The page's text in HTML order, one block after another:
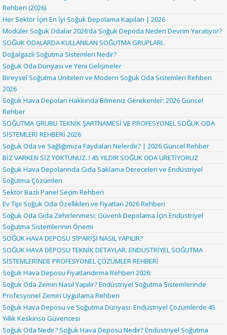
Rehberi (2026)
Her Sektör İçin En İyi Soğuk Depolama Kapıları | 2026
Modüler Soğuk Odalar 2026’da Soğuk Depoda Neden Devrim Yaratıyor?
SOĞUK ODALARDA KULLANILAN SOĞUTMA GRUPLARI..
Doğalgazlı Soğutma Sistemleri Nedir?
Soğuk Oda Dünyası ve Yeni Gelişmeler
Bireysel Soğutma Üniteleri ve Modern Soğuk Oda Sistemleri Rehberi
2026
Soğuk Hava Depoları Hakkında Bilmeniz Gerekenler: 2026 Güncel
Rehber
SOĞUTMA GRUBU TEKNİK ŞARTNAMESİ VE PROFESYONEL SOĞUK ODA
SİSTEMLERİ REHBERİ 2026
Soğuk Oda ve Sağlığımıza Faydaları Nelerdir? | 2026 Güncel Rehber
BİZ VARKEN SİZ YOKTUNUZ..! 45 YILDIR SOĞUK ODA ÜRETİYORUZ
Soğuk Hava Depolarında Gıda Saklama Dereceleri ve Endüstriyel
Soğutma Çözümleri
Sektör Bazlı Panel Seçim Rehberi
Ev Tipi Soğuk Oda Özellikleri ve Fiyatları 2026 Rehberi
Soğuk Oda Gıda Zehirlenmesi: Güvenli Depolama İçin Endüstriyel
Soğutma Sistemlerinin Önemi
SOĞUK HAVA DEPOSU SİPARİŞİ NASIL YAPILIR?
SOĞUK HAVA DEPOSU TEKNİK DETAYLAR: ENDÜSTRİYEL SOĞUTMA
SİSTEMLERİNDE PROFESYONEL ÇÖZÜMLER REHBERİ
Soğuk Hava Deposu Fiyatlandırma Rehberi 2026:
Soğuk Oda Zemin Nasıl Yapılır? Endüstriyel Soğutma Sistemlerinde
Profesyonel Zemin Uygulama Rehberi
Soğuk Hava Deposu ve Soğutma Dünyası: Endüstriyel Çözümlerde 45
Yıllık Keskinso Güvencesi
Soğuk Oda Nedir? Soğuk Hava Deposu Nedir? Endüstriyel Soğutma